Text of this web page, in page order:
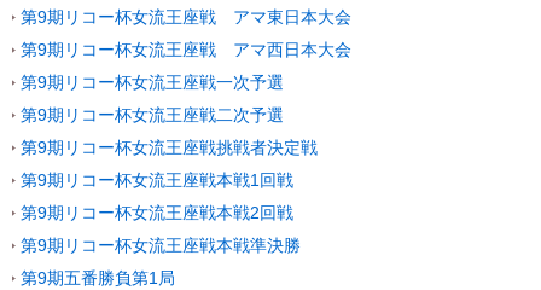
第9期リコー杯女流王座戦 アマ東日本大会
第9期リコー杯女流王座戦 アマ西日本大会
第9期リコー杯女流王座戦一次予選
第9期リコー杯女流王座戦二次予選
第9期リコー杯女流王座戦挑戦者決定戦
第9期リコー杯女流王座戦本戦1回戦
第9期リコー杯女流王座戦本戦2回戦
第9期リコー杯女流王座戦本戦準決勝
第9期五番勝負第1局